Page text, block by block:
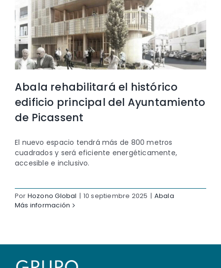
Abala rehabilitará el histórico
edificio principal del Ayuntamiento
de Picassent
El nuevo espacio tendrá más de 800 metros
cuadrados y será eficiente energéticamente,
accesible e inclusivo.
Por Hozono Global | 10 septiembre 2025 | Abala
Más información